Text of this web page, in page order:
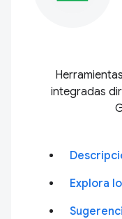
integradas
Explora